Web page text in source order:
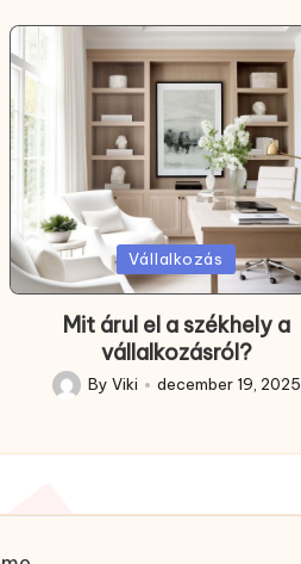
Posted
in
Vállalkozás
Mit árul el a székhely a
vállalkozásról?
Posted
By Viki december 19, 2025